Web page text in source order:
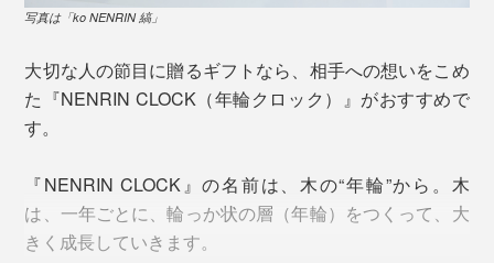
写真は「ko NENRIN 縞」
大切な人の節目に贈るギフトなら、相手への想いをこめ
た『NENRIN CLOCK（年輪クロック）』がおすすめで
す。
『NENRIN CLOCK』の名前は、木の“年輪”から。木
は、一年ごとに、輪っか状の層（年輪）をつくって、大
きく成長していきます。